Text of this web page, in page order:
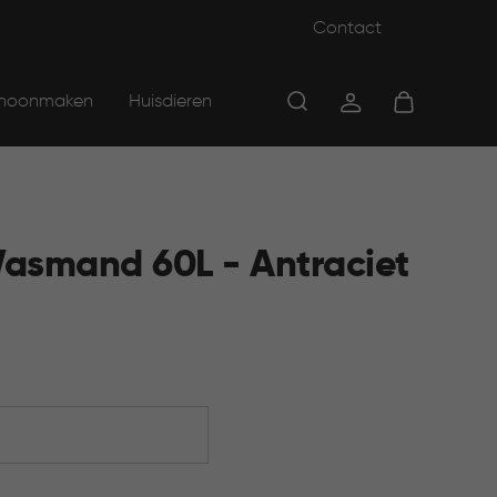
Contact
Huisdieren
60L - Antraciet